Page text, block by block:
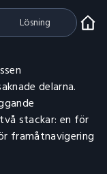
Lösning
delarna.
stackar: en för
framåtnavigering